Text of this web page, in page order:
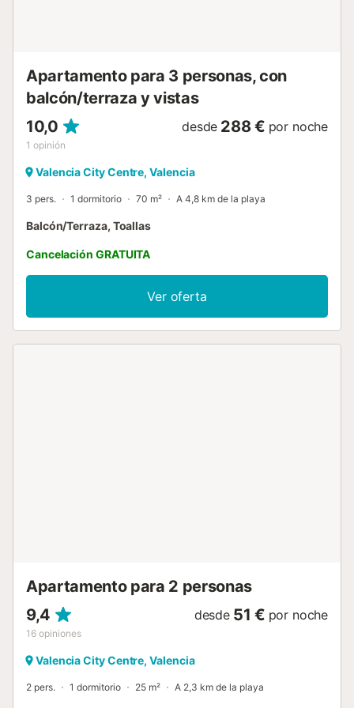
Apartamento para 3 personas, con
balcón/terraza y vistas
10,0
1 opinión
desde 288 € por noche
Valencia City Centre, Valencia
3 pers. 1 dormitorio 70 m² A 4,8 km de la playa
Balcón/Terraza, Toallas
Cancelación GRATUITA
Ver oferta
Apartamento para 2 personas
9,4
16 opiniones
desde 51 € por noche
Valencia City Centre, Valencia
2 pers. 1 dormitorio 25 m² A 2,3 km de la playa